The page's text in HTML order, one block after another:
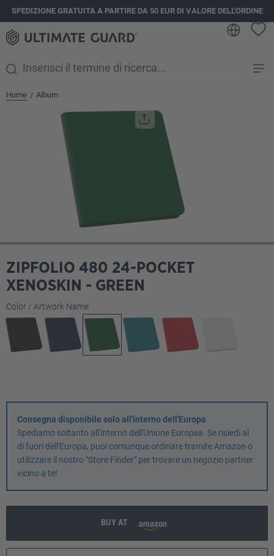
principale
SPEDIZIONE GRATUITA A PARTIRE DA 50 EUR DI VALORE DELL'ORDINE
Home / Album
Salta la galleria di immagini
ZIPFOLIO 480 24-POCKET
XENOSKIN - GREEN
Seleziona
Color / Artwork Name
Consegna disponibile solo all'interno dell'Europa
Spediamo soltanto all'interno dell'Unione Europea. Se risiedi al
di fuori dell'Europa, puoi comunque ordinare tramite Amazon o
utilizzare il nostro "Store Finder" per trovare un negozio partner
vicino a te!
BUY AT